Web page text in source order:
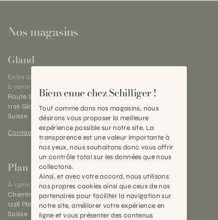
Nos magasins
Gland
Entre Genève et Lausanne,
à 10mn de Nyon
Route Suisse 40
1196 Gland (VD)
Suisse
Contact et horaires
Plan-les-Ouates
À 15mn du centre de Genève
Chemin des Charrotons 25
1228 Plan-les-Ouates (GE)
Suisse
Bienvenue chez Schilliger !
Tout comme dans nos magasins, nous
désirons vous proposer la meilleure
expérience possible sur notre site. La
transparence est une valeur importante à
nos yeux, nous souhaitons donc vous offrir
un contrôle total sur les données que nous
collectons.
Ainsi, et avec votre accord, nous utilisons
nos propres cookies ainsi que ceux de nos
partenaires pour faciliter la navigation sur
notre site, améliorer votre expérience en
ligne et vous présenter des contenus